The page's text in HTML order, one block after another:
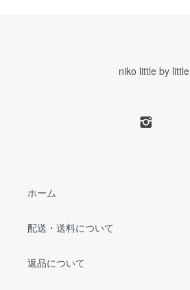
niko little by little
ホーム
配送・送料について
返品について